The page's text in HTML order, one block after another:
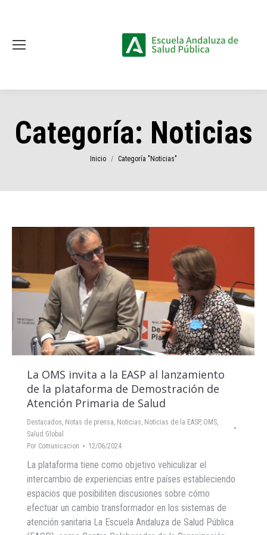
Categoría: Noticias
Estás aquí:
Inicio Categoría "Noticias"
La OMS invita a la EASP al lanzamiento
de la plataforma de Demostración de
Atención Primaria de Salud
Destacados, Notas de prensa, Noticias, Noticias de la EASP, OMS,
Salud Global
Por Comunicacion 12/06/2024
La plataforma tiene como objetivo vehiculizar el
intercambio de experiencias entre países estableciendo
espacios que posibiliten discusiones sobre cómo
efectuar un cambio transformador en los sistemas de
atención sanitaria La Escuela Andaluza de Salud Pública